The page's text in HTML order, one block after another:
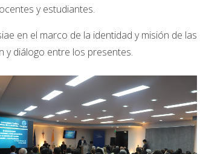
y estudiantes.
en el marco de la identidad y misión de las
y diálogo entre los presentes.